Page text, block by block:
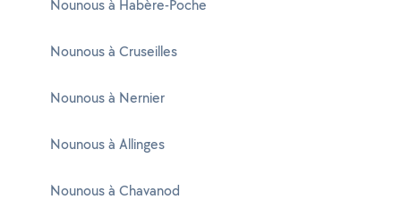
Nounous à Habère-Poche
Nounous à Cruseilles
Nounous à Nernier
Nounous à Allinges
Nounous à Chavanod